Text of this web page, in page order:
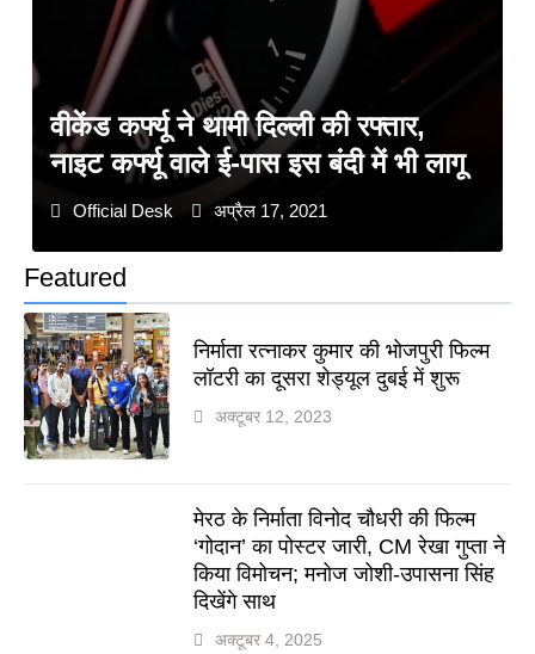
Featured
निर्माता रत्नाकर कुमार की भोजपुरी फिल्म
लॉटरी का दूसरा शेड्यूल दुबई में शुरू
अक्टूबर 12, 2023
मेरठ के निर्माता विनोद चौधरी की फिल्म
‘गोदान’ का पोस्टर जारी, CM रेखा गुप्ता ने
किया विमोचन; मनोज जोशी-उपासना सिंह
दिखेंगे साथ
अक्टूबर 4, 2025
वीकेंड कर्फ्यू ने थामी दिल्ली की रफ्तार,
नाइट कर्फ्यू वाले ई-पास इस बंदी में भी लागू
Official Desk अप्रैल 17, 2021